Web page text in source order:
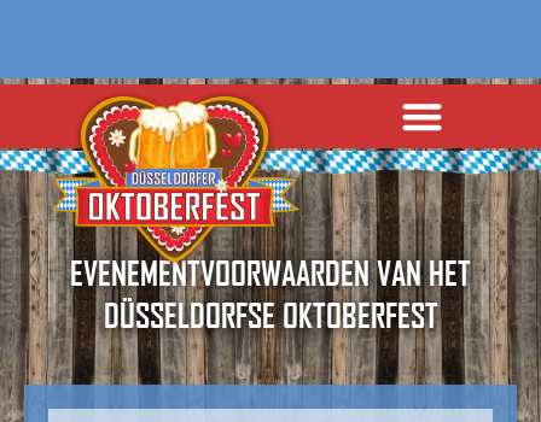
EVENEMENTVOORWAARDEN VAN HET
DÜSSELDORFSE OKTOBERFEST